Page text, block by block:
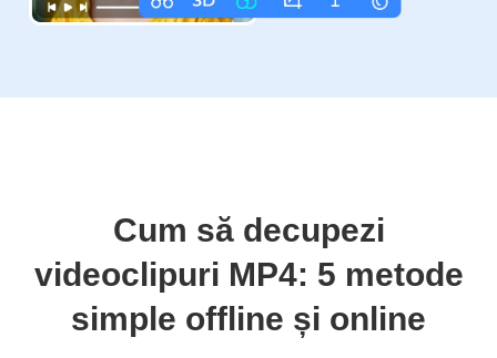
Cum să decupezi
videoclipuri MP4: 5 metode
simple offline și online